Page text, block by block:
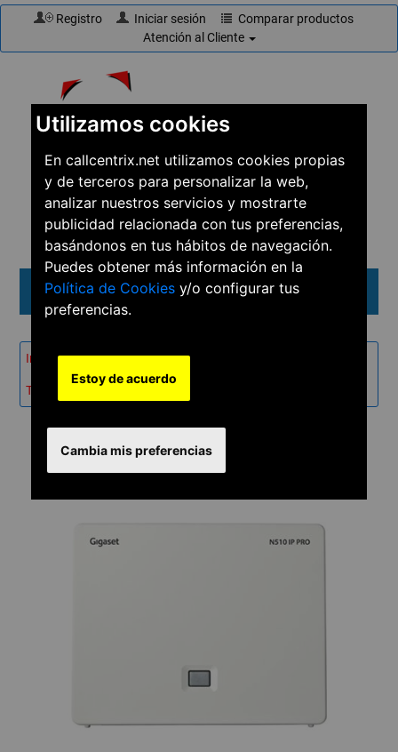
Utilizamos cookies
En callcentrix.net utilizamos cookies propias
y de terceros para personalizar la web,
analizar nuestros servicios y mostrarte
publicidad relacionada con tus preferencias,
basándonos en tus hábitos de navegación.
Puedes obtener más información en la
Política de Cookies y/o configurar tus
preferencias.
Estoy de acuerdo
Cambia mis preferencias
Registro Iniciar sesión
Comparar productos
Atención al Cliente
☎910 61 60 15
Menú
Inicio → Productos → Teléfonos
Telefonía IP inalámbrica